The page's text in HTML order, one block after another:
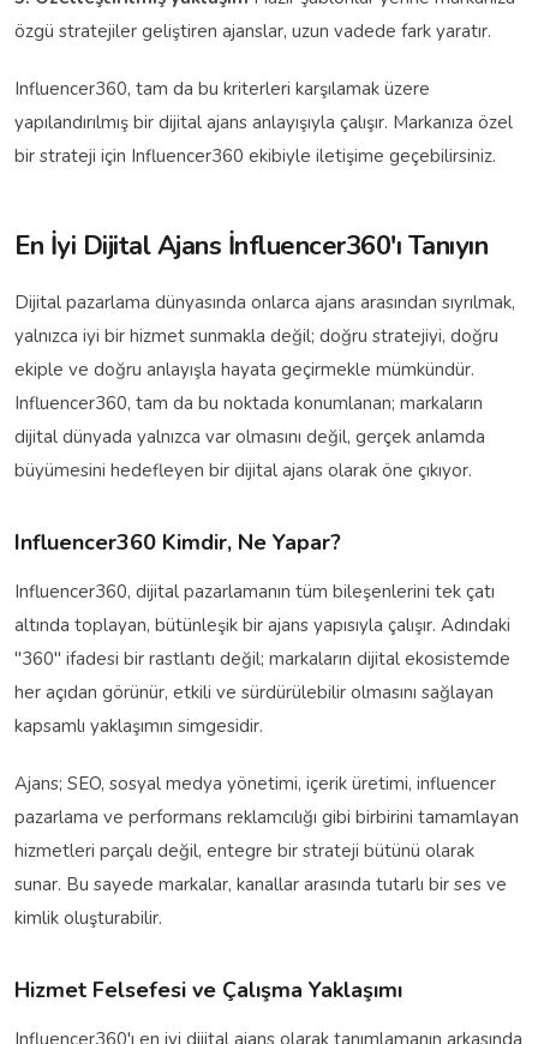
özgü stratejiler geliştiren ajanslar, uzun vadede fark yaratır.
Influencer360, tam da bu kriterleri karşılamak üzere
yapılandırılmış bir dijital ajans anlayışıyla çalışır. Markanıza özel
bir strateji için Influencer360 ekibiyle iletişime geçebilirsiniz.
En İyi Dijital Ajans İnfluencer360'ı Tanıyın
Dijital pazarlama dünyasında onlarca ajans arasından sıyrılmak,
yalnızca iyi bir hizmet sunmakla değil; doğru stratejiyi, doğru
ekiple ve doğru anlayışla hayata geçirmekle mümkündür.
Influencer360, tam da bu noktada konumlanan; markaların
dijital dünyada yalnızca var olmasını değil, gerçek anlamda
büyümesini hedefleyen bir dijital ajans olarak öne çıkıyor.
Influencer360 Kimdir, Ne Yapar?
Influencer360, dijital pazarlamanın tüm bileşenlerini tek çatı
altında toplayan, bütünleşik bir ajans yapısıyla çalışır. Adındaki
"360" ifadesi bir rastlantı değil; markaların dijital ekosistemde
her açıdan görünür, etkili ve sürdürülebilir olmasını sağlayan
kapsamlı yaklaşımın simgesidir.
Ajans; SEO, sosyal medya yönetimi, içerik üretimi, influencer
pazarlama ve performans reklamcılığı gibi birbirini tamamlayan
hizmetleri parçalı değil, entegre bir strateji bütünü olarak
sunar. Bu sayede markalar, kanallar arasında tutarlı bir ses ve
kimlik oluşturabilir.
Hizmet Felsefesi ve Çalışma Yaklaşımı
Influencer360'ı en iyi dijital ajans olarak tanımlamanın arkasında